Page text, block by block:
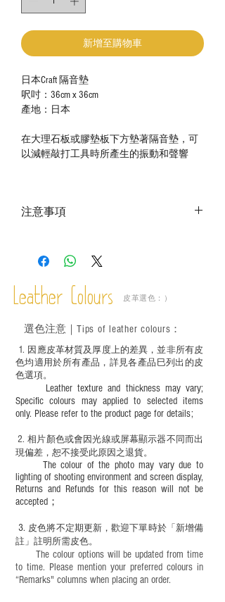
新增至購物車
日本Craft 隔音墊
呎吋：36cm x 36cm
產地：日本
在大理石板或膠墊板下方墊著隔音墊，可
以減輕敲打工具時所產生的振動和聲響
注意事項
－ 此產品含有細小配件、尖銳物件，恕不
必須由成年人陪同下使用並應小心處理。
Leather Colours 皮革選色：）
1. ​ 因應皮革材質及厚度上的差異，並非所有皮
色均適用於所有產品，詳見各產品巳列出的皮
色選項。
Leather texture and thickness may vary;
Specific colours may applied to selected items
only. Please refer to the product page for details;
​2.相片顏色或會因光線或屏幕顯示器不同而出
現偏差，恕不接受此原因之退貨。
The colour of the photo may vary due to
lighting of shooting environment and screen display,
Returns and Refunds for this reason will not be
accepted；
3. 皮色將不定期更新，歡迎下單時於「新增備
註」註明 所需皮色。
The colour options will be updated from time
to time. Please mention your preferred colours in
“Remarks" columns when placing an order.
選色注意｜ Tips of leather colours ：